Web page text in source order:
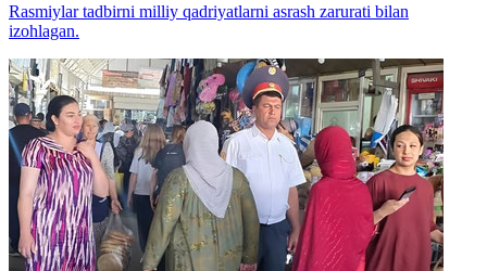
Rasmiylar tadbirni milliy qadriyatlarni asrash zarurati bilan
izohlagan.